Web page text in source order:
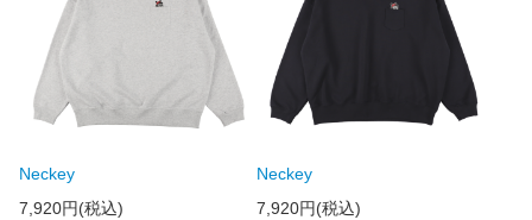
Neckey
7,920円(税込)
Neckey
7,920円(税込)